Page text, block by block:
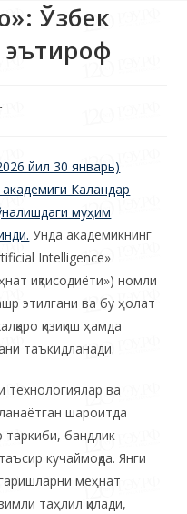
Ўзбек
эътироф
йил 30 январь)
Каландар
муҳим
Унда академикнинг
Intelligence»
иқтисодиёти») номли
этилгани ва бу ҳолат
қизиқиш ҳамда
таъкидланади.
технологиялар ва
шароитда
таркиби, бандлик
кучаймоқда. Янги
меҳнат
таҳлил қилади,